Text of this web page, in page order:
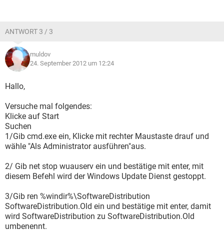
ANTWORT 3 / 3
muldov
24. September 2012 um 12:24
Hallo,
Versuche mal folgendes:
Klicke auf Start
Suchen
1/Gib cmd.exe ein, Klicke mit rechter Maustaste drauf und
wähle "Als Administrator ausführen"aus.
2/ Gib net stop wuauserv ein und bestätige mit enter, mit
diesem Befehl wird der Windows Update Dienst gestoppt.
3/Gib ren %windir%\SoftwareDistribution
SoftwareDistribution.Old ein und bestätige mit enter, damit
wird SoftwareDistribution zu SoftwareDistribution.Old
umbenennt.